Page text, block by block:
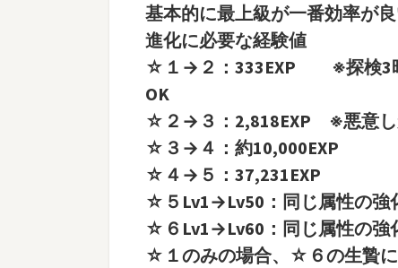
基本的に最上級が一番効率が良
進化に必要な経験値
☆１→２：333EXP ※探検3時
OK
☆２→３：2,818EXP ※悪意し
☆３→４：約10,000EXP
☆４→５：37,231EXP
☆５Lv1→Lv50：同じ属性の強
☆６Lv1→Lv60：同じ属性の強
☆１のみの場合、☆６の生贄